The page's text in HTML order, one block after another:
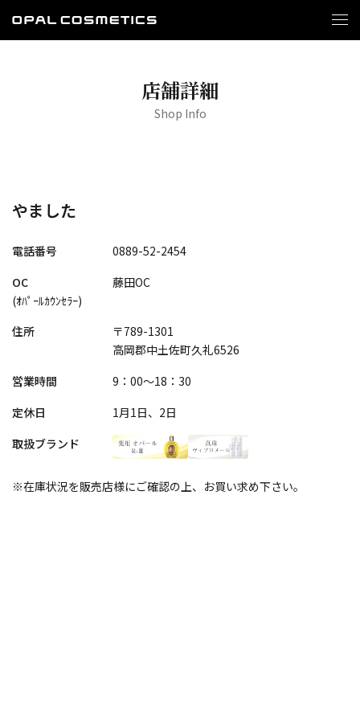
店舗詳細
Shop Info
やました
電話番号
0889-52-2454
OC
(ｵﾊﾟｰﾙｶｳﾝｾﾗｰ)
藤田OC
住所
〒789-1301
高岡郡中土佐町久礼6526
営業時間
9：00～18：30
定休日
1月1日、2日
取扱ブランド
※在庫状況を販売店様にご確認の上、お買い求め下さい。